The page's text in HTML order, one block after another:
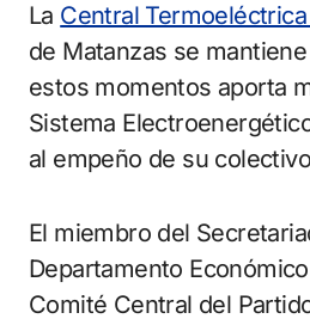
La Central
de Matanzas se
estos momentos aporta
Sistema
al empeño de su
El miembro del
Departamento
Comité Central del